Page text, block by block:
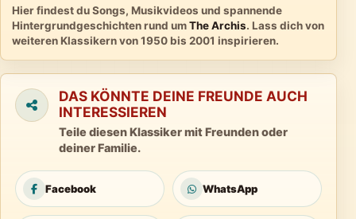
Hier findest du Songs, Musikvideos und spannende
Hintergrundgeschichten rund umThe Archis. Lass dich von
weiteren Klassikern von 1950 bis 2001 inspirieren.
DAS KÖNNTE DEINE FREUNDE AUCH
INTERESSIEREN
Teile diesen Klassiker mit Freunden oder
deiner Familie.
Facebook WhatsApp